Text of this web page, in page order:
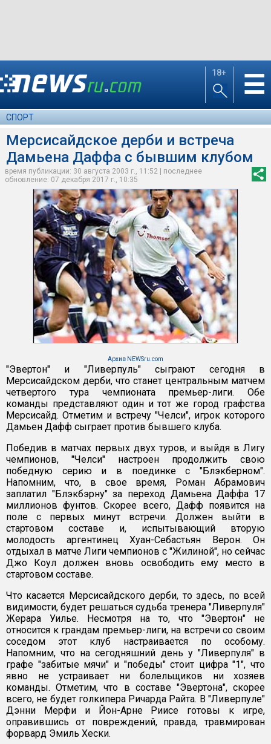
18+ ☰
СПОРТ
Мерсисайдское дерби и встреча
Дамьена Даффа с бывшим клубом
время публикации: 30 августа 2003 г., 11:52 | последнее
обновление: 07 декабря 2017 г., 10:35
Архив NEWSru.com
"Эвертон" и "Ливерпуль" сыграют сегодня в
Мерсисайдском дерби, что станет центральным матчем
четвертого тура чемпионата премьер-лиги. Обе
команды представляют один и тот же город графства
Мерсисайд. Отметим и встречу "Челси", игрок которого
Дамьен Дафф сыграет против бывшего клуба.
Победив в матчах первых двух туров, и выйдя в Лигу
чемпионов, "Челси" настроен продолжить свою
победную серию и в поединке с "Блэкберном".
Напомним, что, в свое время, Роман Абрамович
заплатил "Блэкбэрну" за переход Дамьена Даффа 17
миллионов фунтов. Скорее всего, Дафф появится на
поле с первых минут встречи. Должен выйти в
стартовом составе и, испытывающий вторую
молодость аргентинец Хуан-Себастьян Верон. Он
отдыхал в матче Лиги чемпионов с "Жилиной", но сейчас
Джо Коул должен вновь освободить ему место в
стартовом составе.
Что касается Мерсисайдского дерби, то здесь, по всей
видимости, будет решаться судьба тренера "Ливерпуля"
Жерара Уилье. Несмотря на то, что "Эвертон" не
относится к грандам премьер-лиги, на встречи со своим
соседом этот клуб настраивается по особому.
Напомним, что на сегодняшний день у "Ливерпуля" в
графе "забитые мячи" и "победы" стоит цифра "1", что
явно не устраивает ни болельщиков ни хозяев
команды. Отметим, что в составе "Эвертона", скорее
всего, не будет голкипера Ричарда Райта. В "Ливерпуле"
Дэнни Мерфи и Йон-Арне Риисе готовы к игре,
оправившись от повреждений, правда, травмирован
форвард Эмиль Хески.